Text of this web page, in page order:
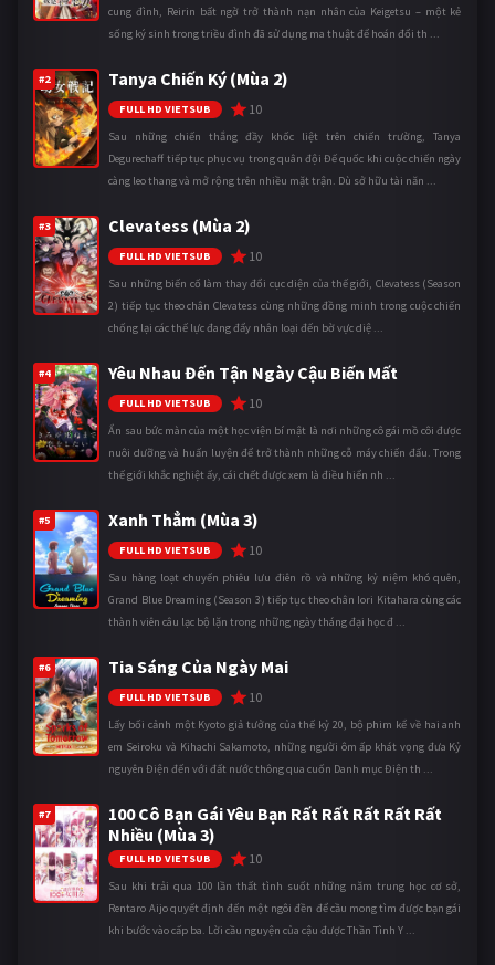
cung đình, Reirin bất ngờ trở thành nạn nhân của Keigetsu – một kẻ
sống ký sinh trong triều đình đã sử dụng ma thuật để hoán đổi th ...
#2 Tanya Chiến Ký (Mùa 2)
FULL HD VIETSUB 10
Sau những chiến thắng đầy khốc liệt trên chiến trường, Tanya
Degurechaff tiếp tục phục vụ trong quân đội Đế quốc khi cuộc chiến ngày
càng leo thang và mở rộng trên nhiều mặt trận. Dù sở hữu tài năn ...
#3 Clevatess (Mùa 2)
FULL HD VIETSUB 10
Sau những biến cố làm thay đổi cục diện của thế giới, Clevatess (Season
2) tiếp tục theo chân Clevatess cùng những đồng minh trong cuộc chiến
chống lại các thế lực đang đẩy nhân loại đến bờ vực diệ ...
#4 Yêu Nhau Đến Tận Ngày Cậu Biến Mất
FULL HD VIETSUB 10
Ẩn sau bức màn của một học viện bí mật là nơi những cô gái mồ côi được
nuôi dưỡng và huấn luyện để trở thành những cỗ máy chiến đấu. Trong
thế giới khắc nghiệt ấy, cái chết được xem là điều hiển nh ...
#5 Xanh Thẳm (Mùa 3)
FULL HD VIETSUB 10
Sau hàng loạt chuyến phiêu lưu điên rồ và những kỷ niệm khó quên,
Grand Blue Dreaming (Season 3) tiếp tục theo chân Iori Kitahara cùng các
thành viên câu lạc bộ lặn trong những ngày tháng đại học đ ...
#6 Tia Sáng Của Ngày Mai
FULL HD VIETSUB 10
Lấy bối cảnh một Kyoto giả tưởng của thế kỷ 20, bộ phim kể về hai anh
em Seiroku và Kihachi Sakamoto, những người ôm ấp khát vọng đưa Kỷ
nguyên Điện đến với đất nước thông qua cuốn Danh mục Điện th ...
#7
100 Cô Bạn Gái Yêu Bạn Rất Rất Rất Rất Rất
Nhiều (Mùa 3)
FULL HD VIETSUB 10
Sau khi trải qua 100 lần thất tình suốt những năm trung học cơ sở,
Rentaro Aijo quyết định đến một ngôi đền để cầu mong tìm được bạn gái
khi bước vào cấp ba. Lời cầu nguyện của cậu được Thần Tình Y ...